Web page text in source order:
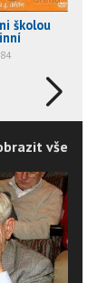
školou
vše